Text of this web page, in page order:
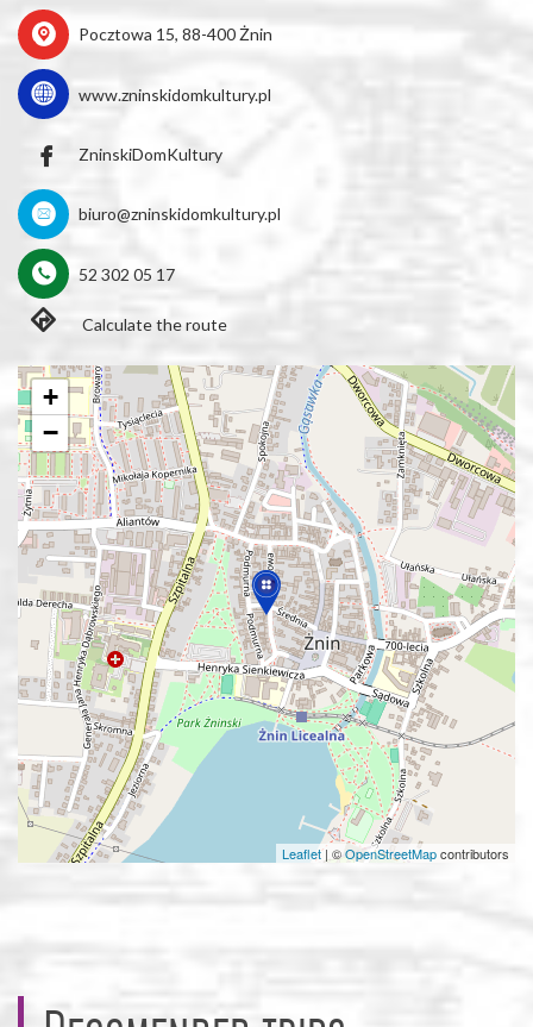
Pocztowa 15, 88-400 Żnin
www.zninskidomkultury.pl
ZninskiDomKultury
biuro@zninskidomkultury.pl
52 302 05 17
Calculate the route
+
−
Leaflet | ©OpenStreetMapcontributors